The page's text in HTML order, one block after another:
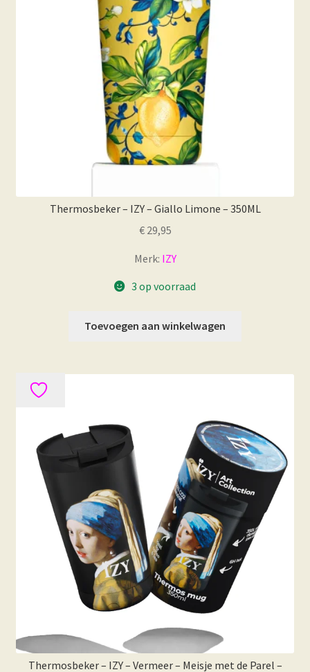
Thermosbeker – IZY – Giallo Limone – 350ML
€29,95
Merk: IZY
3 op voorraad
Toevoegen aan winkelwagen
Thermosbeker – IZY – Vermeer – Meisje met de Parel –